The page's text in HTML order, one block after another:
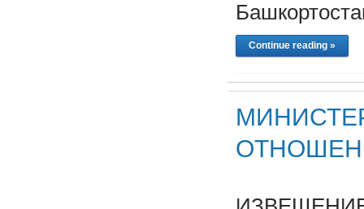
Continue reading »